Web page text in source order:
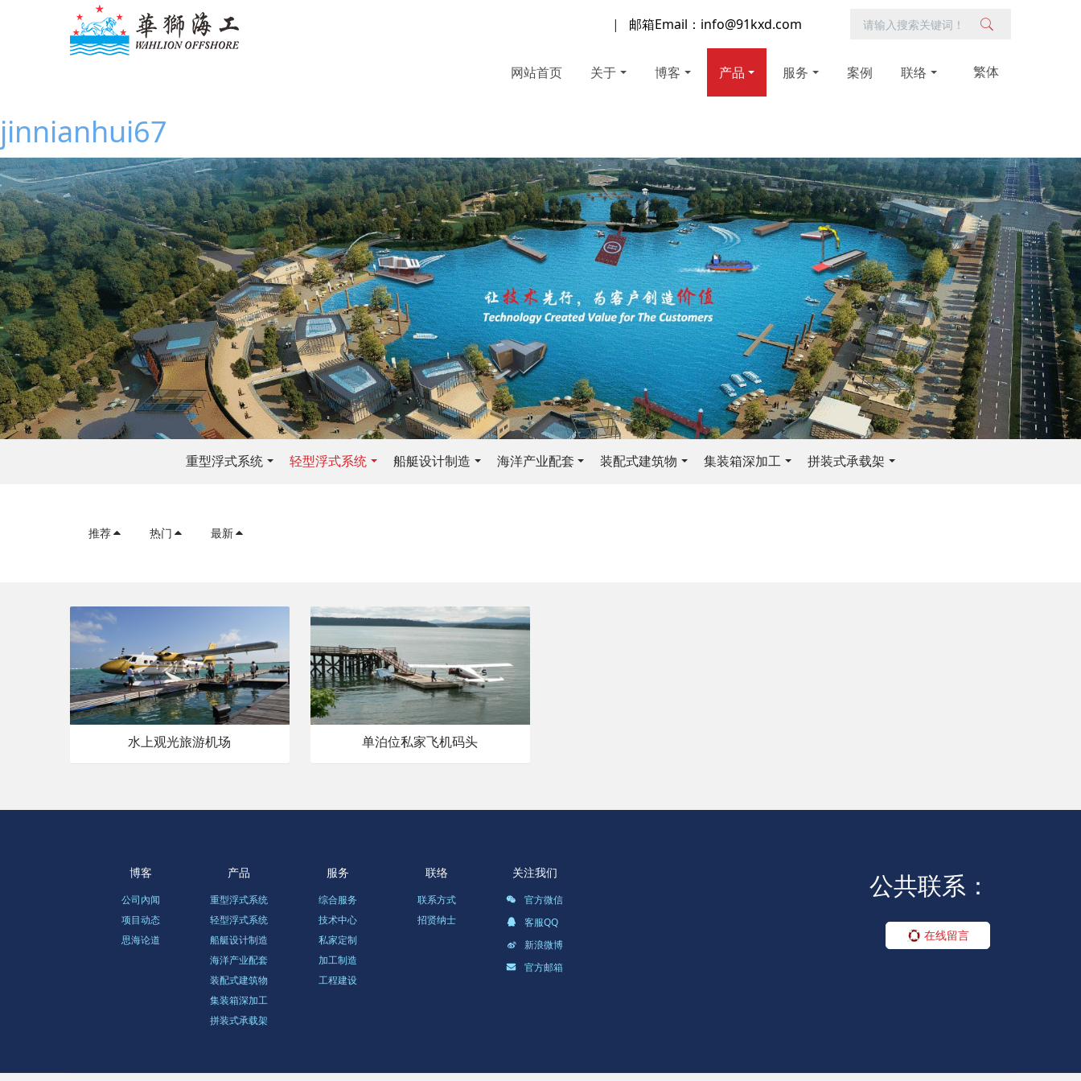
jinnianhui67
| 邮箱Email：info@91kxd.com
网站首页 关于 博客 产品 服务 案例 联络 繁体
重型浮式系统 轻型浮式系统 船艇设计制造 海洋产业配套 装配式建筑物 集装箱深加工 拼装式承载架
推荐 热门 最新
水上观光旅游机场 单泊位私家飞机码头
博客
公司內闻
项目动态
思海论道
产品
重型浮式系统
轻型浮式系统
船艇设计制造
海洋产业配套
装配式建筑物
集装箱深加工
拼装式承载架
服务
综合服务
技术中心
私家定制
加工制造
工程建设
联络
联系方式
招贤纳士
关注我们
官方微信
客服QQ
新浪微博
官方邮箱
公共联系：
在线留言